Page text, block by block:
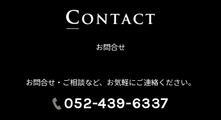
お問合せ
お問合せ・ご相談など、お気軽にご連絡ください。
052-439-6337